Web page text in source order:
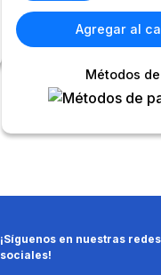
Agregar al
Métodos
¡Síguenos en nuestras redes
sociales!